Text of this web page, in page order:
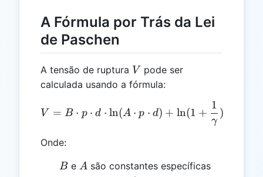
A Fórmula por Trás da Lei
de Paschen
A tensão de ruptura V
V pode ser
calculada usando a fórmula:
V = B \cdot p \cdot d
V = B ⋅ p ⋅ d ⋅ ln(A ⋅ p ⋅ d) + ln(1 +
γ
1
)
Onde:
B
Be A
Asão constantes específicas